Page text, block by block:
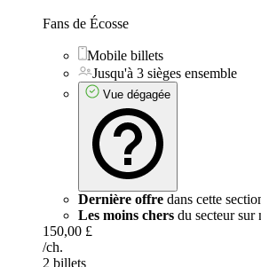
Fans de Écosse
Mobile billets
Jusqu'à 3 sièges ensemble
Vue dégagée
Dernière offre dans cette
Les moins chers du secteur sur
150,00 £
/ch.
2 billets